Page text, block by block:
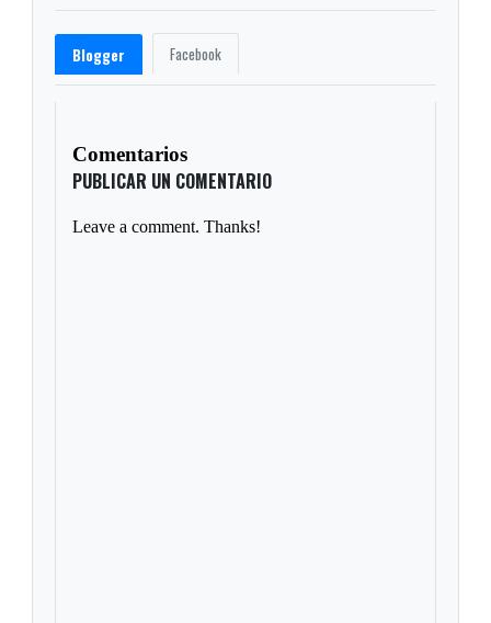
Blogger Facebook
Comentarios
PUBLICAR UN COMENTARIO
Leave a comment. Thanks!